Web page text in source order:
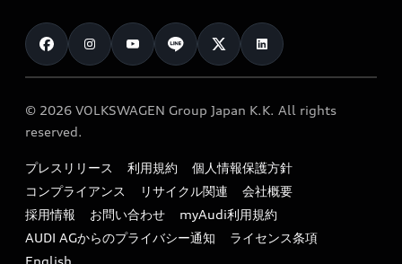
カタログ一覧
車検 / 定期点検
e-tronアフターサポート
myAudi
クオリティ
保証
メンテナンス
ファイナンス
キャンペーン / イベント
買取査定
お知らせ
オーナー様向けキャンペーン
特定整備適用車一覧
リサイクル法
よくある質問（FAQ）
© 2026 VOLKSWAGEN Group Japan K.K. All rights
reserved.
プレスリリース 利用規約
個人情報保護方針
コンプライアンス
リサイクル関連
会社概要
採用情報
お問い合わせ
myAudi利用規約
AUDI AGからのプライバシー通知
ライセンス条項
English